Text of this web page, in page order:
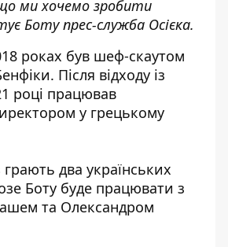
ми хочемо зробити
Боту прес-служба Осієка.
роках був шеф-скаутом
Після відходу із
році працював
у грецькому
грають два українських
Боту буде працювати з
та Олександром